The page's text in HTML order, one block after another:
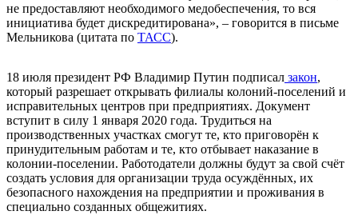
не предоставляют необходимого медобеспечения, то вся
инициатива будет дискредитирована», – говорится в письме
Мельникова (цитата по ТАСС).
18 июля президент РФ Владимир Путин подписал закон,
который разрешает открывать филиалы колоний-поселений и
исправительных центров при предприятиях. Документ
вступит в силу 1 января 2020 года. Трудиться на
производственных участках смогут те, кто приговорён к
принудительным работам и те, кто отбывает наказание в
колонии-поселении. Работодатели должны будут за свой счёт
создать условия для организации труда осуждённых, их
безопасного нахождения на предприятии и проживания в
специально созданных общежитиях.